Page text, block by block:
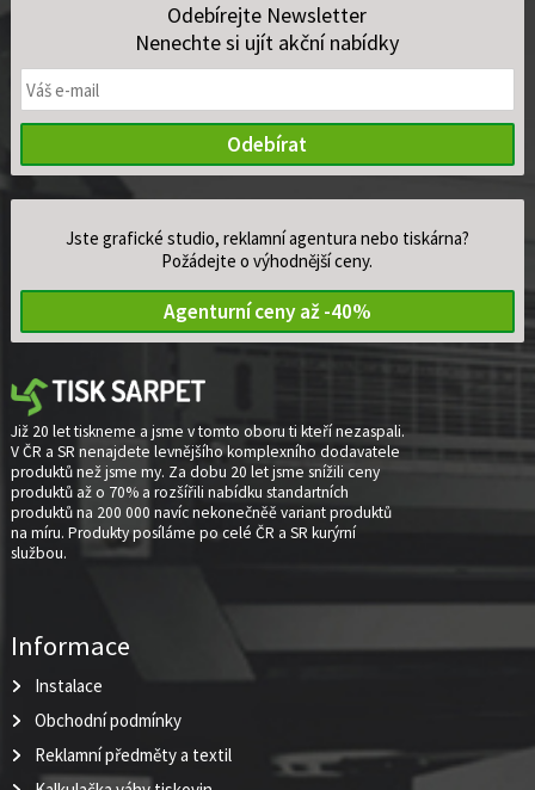
Odebírejte Newsletter
Nenechte si ujít akční nabídky
Odebírat
Jste grafické studio, reklamní agentura nebo tiskárna?
Požádejte o výhodnější ceny.
Agenturní ceny až -40%
Již 20 let tiskneme a jsme v tomto oboru ti kteří nezaspali.
V ČR a SR nenajdete levnějšího komplexního dodavatele
produktů než jsme my. Za dobu 20 let jsme snížili ceny
produktů až o 70% a rozšířili nabídku standartních
produktů na 200 000 navíc nekonečněě variant produktů
na míru. Produkty posíláme po celé ČR a SR kurýrní
službou.
Informace
Instalace
Obchodní podmínky
Reklamní předměty a textil